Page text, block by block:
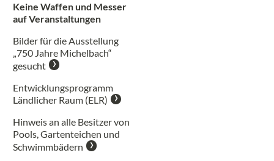
Keine Waffen und Messer
auf Veranstaltungen
Bilder für die Ausstellung
„750 Jahre Michelbach“
gesucht
Entwicklungsprogramm
Ländlicher Raum (ELR)
Hinweis an alle Besitzer von
Pools, Gartenteichen und
Schwimmbädern